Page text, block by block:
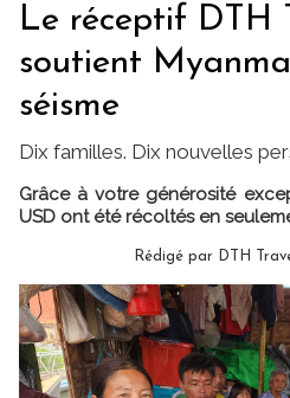
Le réceptif DTH
soutient
séisme
Dix familles. Dix nouvelles
Grâce à votre générosité
USD ont été récoltés en
Rédigé par DTH